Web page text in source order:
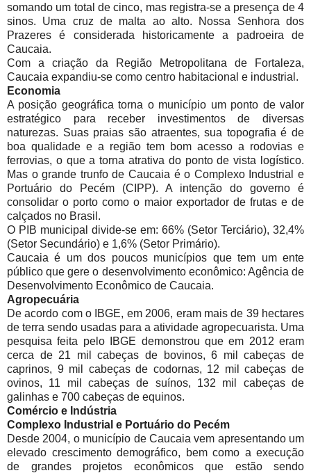
somando um total de cinco, mas registra-se a presença de 4
sinos. Uma cruz de malta ao alto. Nossa Senhora dos
Prazeres é considerada historicamente a padroeira de
Caucaia.
Com a criação da Região Metropolitana de Fortaleza,
Caucaia expandiu-se como centro habitacional e industrial.
Economia
A posição geográfica torna o município um ponto de valor
estratégico para receber investimentos de diversas
naturezas. Suas praias são atraentes, sua topografia é de
boa qualidade e a região tem bom acesso a rodovias e
ferrovias, o que a torna atrativa do ponto de vista logístico.
Mas o grande trunfo de Caucaia é o Complexo Industrial e
Portuário do Pecém (CIPP). A intenção do governo é
consolidar o porto como o maior exportador de frutas e de
calçados no Brasil.
O PIB municipal divide-se em: 66% (Setor Terciário), 32,4%
(Setor Secundário) e 1,6% (Setor Primário).
Caucaia é um dos poucos municípios que tem um ente
público que gere o desenvolvimento econômico: Agência de
Desenvolvimento Econômico de Caucaia.
Agropecuária
De acordo com o IBGE, em 2006, eram mais de 39 hectares
de terra sendo usadas para a atividade agropecuarista. Uma
pesquisa feita pelo IBGE demonstrou que em 2012 eram
cerca de 21 mil cabeças de bovinos, 6 mil cabeças de
caprinos, 9 mil cabeças de codornas, 12 mil cabeças de
ovinos, 11 mil cabeças de suínos, 132 mil cabeças de
galinhas e 700 cabeças de equinos.
Comércio e Indústria
Complexo Industrial e Portuário do Pecém
Desde 2004, o município de Caucaia vem apresentando um
elevado crescimento demográfico, bem como a execução
de grandes projetos econômicos que estão sendo